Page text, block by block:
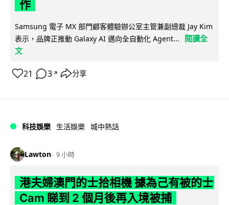
作
Samsung 電子 MX 部門顧客體驗辦公室主管兼副總裁 Jay Kim
表示，品牌正推動 Galaxy AI 邁向全自動化 Agent...
閱讀全
文
21 3 ↗ 分享
科技娛樂 生活娛樂 城中熱話
Lawton 9 小時
港夫婦澳門的士拾相機 據為己有被的士
Cam 睇到 2 個月後再入境被捕